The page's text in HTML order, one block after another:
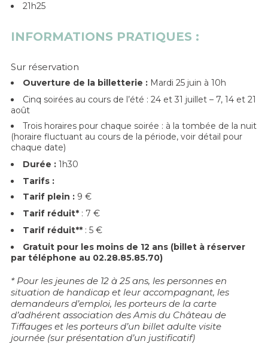
21h25
INFORMATIONS PRATIQUES :
Sur réservation
Ouverture de la billetterie : Mardi 25 juin à 10h
Cinq soirées au cours de l’été : 24 et 31 juillet – 7, 14 et 21
août
Trois horaires pour chaque soirée : à la tombée de la nuit
(horaire fluctuant au cours de la période, voir détail pour
chaque date)
Durée :1h30
Tarifs :
Tarif plein : 9 €
Tarif réduit*: 7 €
Tarif réduit**: 5 €
Gratuit pour les moins de 12 ans (billet à réserver
par téléphone au 02.28.85.85.70)
* Pour les jeunes de 12 à 25 ans, les personnes en
situation de handicap et leur accompagnant, les
demandeurs d’emploi, les porteurs de la carte
d’adhérent association des Amis du Château de
Tiffauges et les porteurs d’un billet adulte visite
journée (sur présentation d’un justificatif)